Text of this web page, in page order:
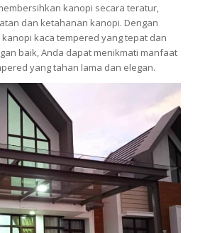
kanopi secara teratur,
dan ketahanan kanopi. Dengan
kaca tempered yang tepat dan
baik, Anda dapat menikmati manfaat
yang tahan lama dan elegan.